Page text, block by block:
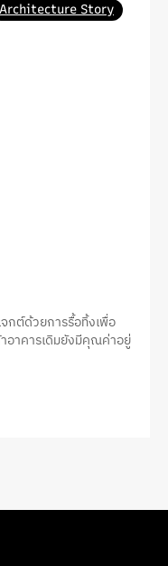
Architecture Story
จกต์ด้วยการรื้อทิ้งเพื่อ
อาคารเดิมยังมีคุณค่าอยู่